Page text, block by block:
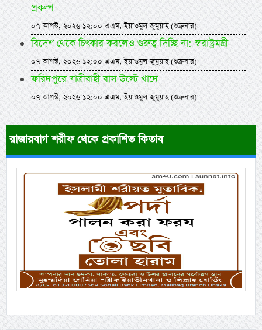
প্রকল্প
০৭ আগস্ট, ২০২৬ ১২:০০ এএম, ইয়াওমুল জুমুয়াহ (শুক্রবার)
বিদেশ থেকে চিৎকার করলেও গুরুত্ব দিচ্ছি না: স্বরাষ্ট্রমন্ত্রী
০৭ আগস্ট, ২০২৬ ১২:০০ এএম, ইয়াওমুল জুমুয়াহ (শুক্রবার)
ফরিদপুরে যাত্রীবাহী বাস উল্টে খাদে
০৭ আগস্ট, ২০২৬ ১২:০০ এএম, ইয়াওমুল জুমুয়াহ (শুক্রবার)
রাজারবাগ শরীফ থেকে প্রকাশিত কিতাব